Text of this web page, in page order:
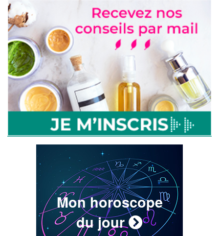
Mon horoscope
du jour